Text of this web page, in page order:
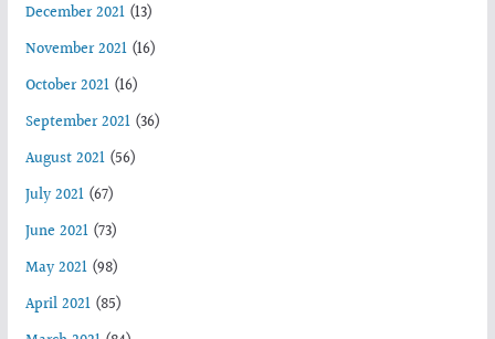
December 2021(13)
November 2021(16)
October 2021(16)
September 2021(36)
August 2021(56)
July 2021(67)
June 2021(73)
May 2021(98)
April 2021(85)